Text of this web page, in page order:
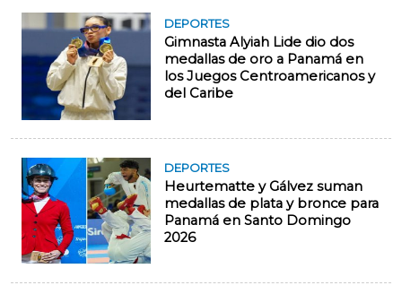
DEPORTES
Gimnasta Alyiah Lide dio dos
medallas de oro a Panamá en
los Juegos Centroamericanos y
del Caribe
DEPORTES
Heurtematte y Gálvez suman
medallas de plata y bronce para
Panamá en Santo Domingo
2026